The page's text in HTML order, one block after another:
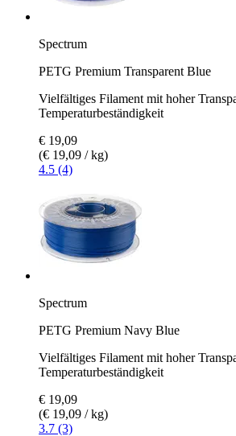
Spectrum
PETG Premium Transparent Blue
Vielfältiges Filament mit hoher
Temperaturbeständigkeit
€ 19,09
(€ 19,09 / kg)
4.5 (4)
Spectrum
PETG Premium Navy Blue
Vielfältiges Filament mit hoher
Temperaturbeständigkeit
€ 19,09
(€ 19,09 / kg)
3.7 (3)